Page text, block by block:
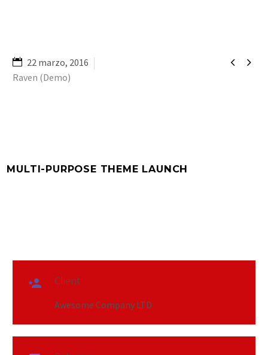
 
22 marzo, 2016
Raven (Demo)
MULTI-PURPOSE THEME LAUNCH
 Client
Awesome Company LTD